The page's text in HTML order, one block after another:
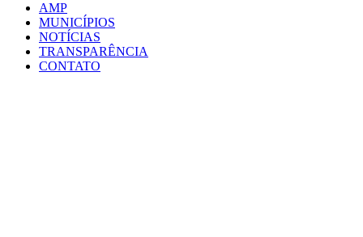
AMP
MUNICÍPIOS
NOTÍCIAS
TRANSPARÊNCIA
CONTATO